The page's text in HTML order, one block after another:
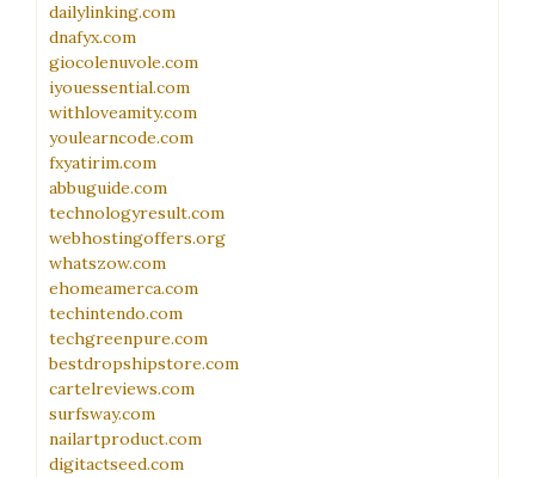
dailylinking.com
dnafyx.com
giocolenuvole.com
iyouessential.com
withloveamity.com
youlearncode.com
fxyatirim.com
abbuguide.com
technologyresult.com
webhostingoffers.org
whatszow.com
ehomeamerca.com
techintendo.com
techgreenpure.com
bestdropshipstore.com
cartelreviews.com
surfsway.com
nailartproduct.com
digitactseed.com